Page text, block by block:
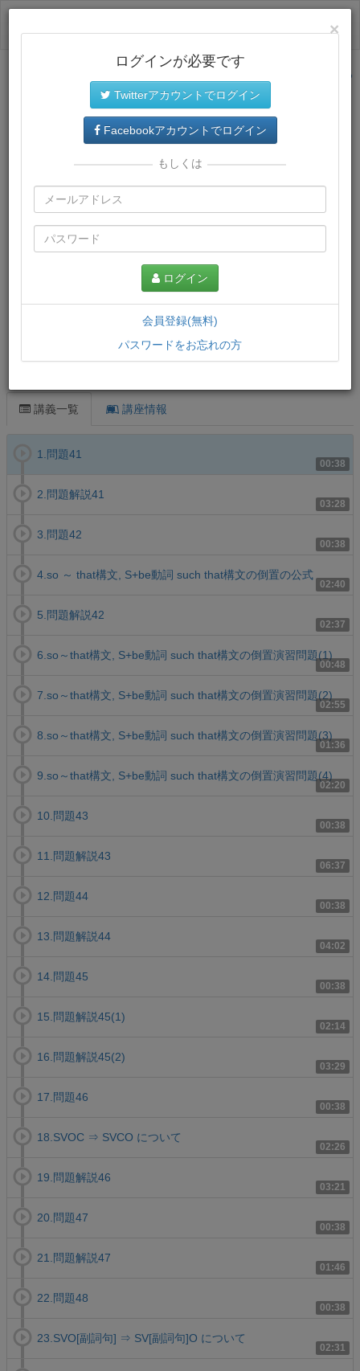
サイトトップに戻る
プレミアム会員では、教材がダウンロードでき、快適な動画
再生環境が提供されます。
講義一覧 講座情報
00:38
1.問題41
03:28
2.問題解説41
00:38
3.問題42
02:40
4.so ～ that構文, S+be動詞 such that構文の倒置の公式
02:37
5.問題解説42
00:48
6.so～that構文, S+be動詞 such that構文の倒置演習問題(1)
02:55
7.so～that構文, S+be動詞 such that構文の倒置演習問題(2)
01:36
8.so～that構文, S+be動詞 such that構文の倒置演習問題(3)
02:20
9.so～that構文, S+be動詞 such that構文の倒置演習問題(4)
00:38
10.問題43
06:37
11.問題解説43
00:38
12.問題44
04:02
13.問題解説44
00:38
14.問題45
02:14
15.問題解説45(1)
03:29
16.問題解説45(2)
00:38
17.問題46
02:26
18.SVOC ⇒ SVCO について
03:21
19.問題解説46
00:38
20.問題47
01:46
21.問題解説47
00:38
22.問題48
02:31
23.SVO[副詞句] ⇒ SV[副詞句]O について
×
ログインが必要です
Twitterアカウントでログイン
Facebookアカウントでログイン
もしくは
ログイン
会員登録(無料)
パスワードをお忘れの方